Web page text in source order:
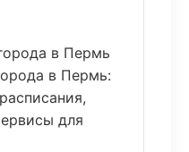
в Пермь
в Пермь:
для